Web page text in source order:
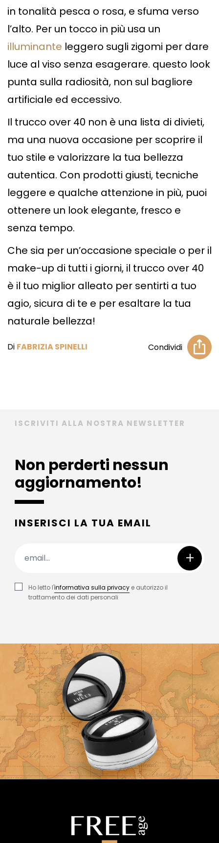
in tonalità pesca o rosa, e sfuma verso
l’alto. Per un tocco in più usa un
illuminante leggero sugli zigomi per dare
luce al viso senza esagerare. questo look
punta sulla radiosità, non sul bagliore
artificiale ed eccessivo.
Il trucco over 40 non è una lista di divieti,
ma una nuova occasione per scoprire il
tuo stile e valorizzare la tua bellezza
autentica. Con prodotti giusti, tecniche
leggere e qualche attenzione in più, puoi
ottenere un look elegante, fresco e
senza tempo.
Che sia per un’occasione speciale o per il
make-up di tutti i giorni, il trucco over 40
è il tuo miglior alleato per sentirti a tuo
agio, sicura di te e per esaltare la tua
naturale bellezza!
Di FABRIZIA SPINELLI Condividi
ISCRIVITI ALLA NOSTRA NEWSLETTER
Non perderti nessun
aggiornamento!
INSERISCI LA TUA EMAIL
+
Ho letto l'informativa sulla privacy e autorizzo il
trattamento dei dati personali